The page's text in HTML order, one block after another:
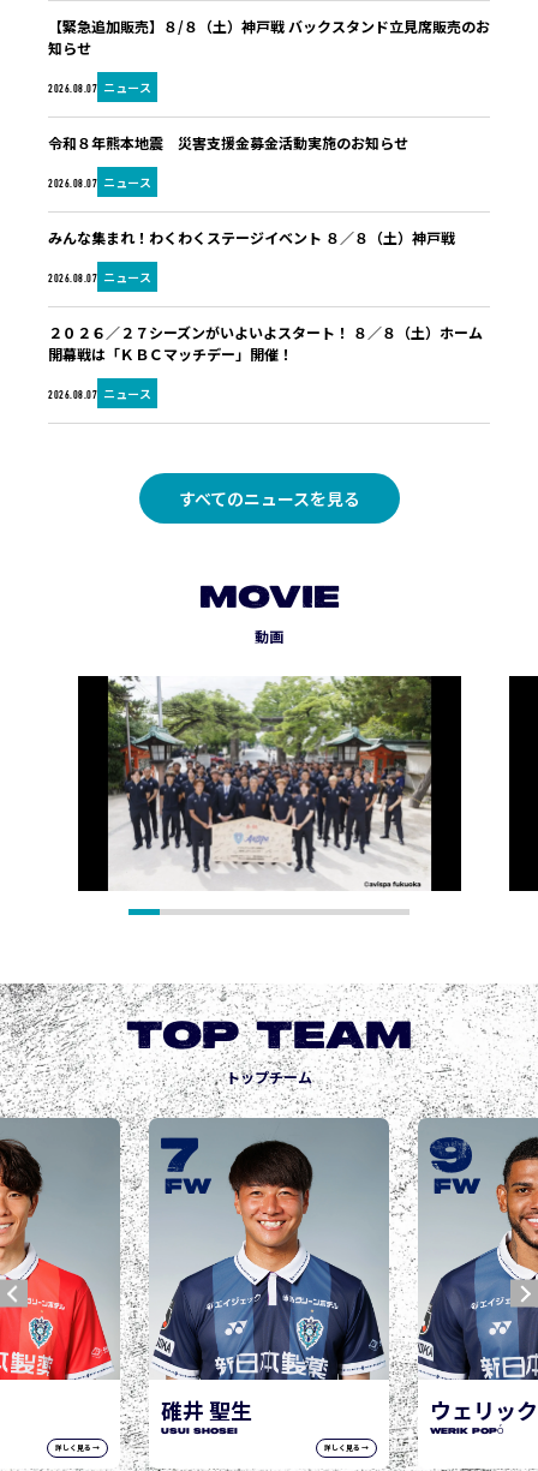
2026.08.07 ニュース
【緊急追加販売】８/８（土）神戸戦 バックスタンド立見席販売のお
知らせ
2026.08.07 ニュース
令和８年熊本地震 災害支援金募金活動実施のお知らせ
2026.08.07 ニュース
みんな集まれ！わくわくステージイベント ８／８（土）神戸戦
2026.08.07 ニュース
２０２６／２７シーズンがいよいよスタート！ ８／８（土）ホーム
開幕戦は「ＫＢＣマッチデー」開催！
すべてのニュースを見る
MOVIE
動画
TOP TEAM
トップチーム
詳しく見る →
ウェリック ポポ
WERIK POPÓ
詳しく見る →
9
FW
城後 寿
JOGO Hisashi
10
FW